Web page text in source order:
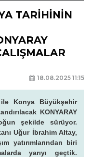
TARİHİNİN
18.08.2025 11:15
ile Konya Büyükşehir
KONYARAY
şekilde sürüyor.
Uğur İbrahim Altay,
yatırımlarından biri
yarıyı geçtik.